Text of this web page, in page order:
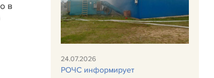
в
24.07.2026
РОЧС информирует